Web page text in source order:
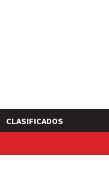
CLASIFICADOS